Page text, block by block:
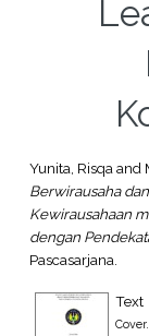
Yunita, Risqaand
Berwirausaha
Kewirausahaan
dengan
Pascasarjana.
Text